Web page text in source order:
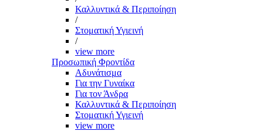
Καλλυντικά & Περιποίηση
/
Στοματική Υγιεινή
/
view more
Προσωπική Φροντίδα
Αδυνάτισμα
Για την Γυναίκα
Για τον Άνδρα
Καλλυντικά & Περιποίηση
Στοματική Υγιεινή
view more